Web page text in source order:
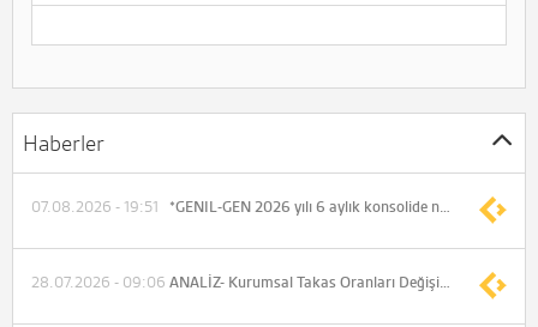
Haberler
*GENIL-GEN 2026 yılı 6 aylık konsolide net dönem karı 891.779.415 TL (Önceki 550.665.692 TL)
07.08.2026 - 19:51
ANALİZ- Kurumsal Takas Oranları Değişimi (QNB Invest)
28.07.2026 - 09:06